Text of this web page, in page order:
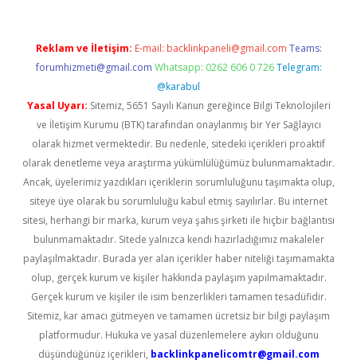
Reklam ve İletişim: E-mail: backlinkpaneli@gmail.com Teams:
forumhizmeti@gmail.com Whatsapp: 0262 606 0 726 Telegram:
@karabul
Yasal Uyarı: Sitemiz, 5651 Sayılı Kanun gereğince Bilgi Teknolojileri
ve İletişim Kurumu (BTK) tarafından onaylanmış bir Yer Sağlayıcı
olarak hizmet vermektedir. Bu nedenle, sitedeki içerikleri proaktif
olarak denetleme veya araştırma yükümlülüğümüz bulunmamaktadır.
Ancak, üyelerimiz yazdıkları içeriklerin sorumluluğunu taşımakta olup,
siteye üye olarak bu sorumluluğu kabul etmiş sayılırlar. Bu internet
sitesi, herhangi bir marka, kurum veya şahıs şirketi ile hiçbir bağlantısı
bulunmamaktadır. Sitede yalnızca kendi hazırladığımız makaleler
paylaşılmaktadır. Burada yer alan içerikler haber niteliği taşımamakta
olup, gerçek kurum ve kişiler hakkında paylaşım yapılmamaktadır.
Gerçek kurum ve kişiler ile isim benzerlikleri tamamen tesadüfidir.
Sitemiz, kar amacı gütmeyen ve tamamen ücretsiz bir bilgi paylaşım
platformudur. Hukuka ve yasal düzenlemelere aykırı olduğunu
düşündüğünüz içerikleri, backlinkpanelicomtr@gmail.com